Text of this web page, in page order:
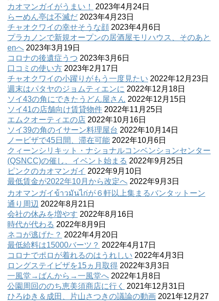
カオマンガイがうまい！
2023年4月24日
らーめん亭は不滅だ 2023年4月23日
チャオクワイの幸せそうな顔 2023年4月6日
プラカノンで新規オープンの居酒屋モリハウス、そのあと
enへ 2023年3月19日
コロナの後遺症うつ 2023年3月6日
口コミの使い方 2023年2月17日
チャオクワイの小躍りがもう一度見たい 2022年12月23日
週末はパタヤのジョムティエンに 2022年12月18日
ソイ43の角にできたうどん屋さん 2022年12月15日
ソイ41の店舗向け賃貸物件 2022年11月25日
エムクオーティエの店 2022年10月16日
ソイ39の角のイサーン料理屋台 2022年10月14日
ノービザで45日間、滞在可能 2022年10月6日
クィーンシリキット・ナショナルコンベンションセンター
(QSNCC)の催し、イベント始まる 2022年9月25日
ピンクのカオマンガイ 2022年9月10日
最低賃金が2022年10月から改定へ 2022年9月3日
カオマンガイข้าวมันไก่が６軒以上集まるバンタットーン
通り周辺 2022年8月21日
会社の休みを増やす 2022年8月16日
時代が代わる 2022年8月9日
ネコが逃げた？ 2022年4月20日
最低給料は15000バーツ？ 2022年4月17日
コロナでポロが着れるのはうれしい 2022年4月3日
ロングステイビザを15ヵ月取得 2022年3月3日
一風堂→ばんから→一風堂へ 2022年1月8日
公園周回ののち恵美須商店に行く
2021年12月31日
ひろゆき＆成田、片山さつきの議論の動画 2021年12月27